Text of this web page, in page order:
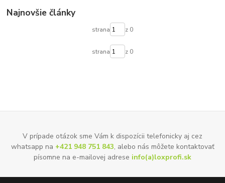
Najnovšie články
strana z 0
strana z 0
V prípade otázok sme Vám k dispozícii telefonicky aj cez
whatsapp na +421 948 751 843, alebo nás môžete kontaktovať
písomne na e-mailovej adrese info(a)loxprofi.sk